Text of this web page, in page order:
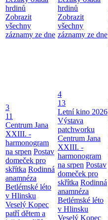
hrdinů
Zobrazit
všechny
záznamy ze dne
hrdinů
Zobrazit
všechny
záznamy ze dne
3
11
Centrum Jana
XXIII. -
harmonogram
na srpen Postav
domeček pro
skřítka Rodinná
anamnéza
Betlémské léto
v Hlinsku
Veselý Kopec
patří dětem a
4
13
Letní kino 2026
Výstava
patchworku
Centrum Jana
XXIII. -
harmonogram
na srpen Postav
domeček pro
skřítka Rodinná
anamnéza
Betlémské léto
v Hlinsku
Veselý Kopec